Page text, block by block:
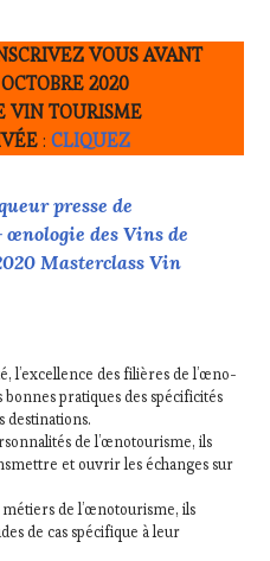
VOUS AVANT
2020
VIN TOURISME
: CLIQUEZ
presse de
des Vins de
Masterclass Vin
l’excellence des filières de l’œno-
pratiques des spécificités
destinations.
de l’œnotourisme, ils
et ouvrir les échanges sur
de l’œnotourisme, ils
de cas spécifique à leur